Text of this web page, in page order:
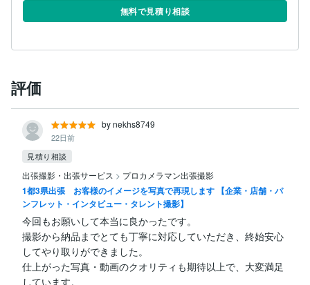
無料で見積り相談
評価
by nekhs8749
22日前
見積り相談
出張撮影・出張サービス > プロカメラマン出張撮影
1都3県出張 お客様のイメージを写真で再現します 【企業・店舗・パ
ンフレット・インタビュー・タレント撮影】
今回もお願いして本当に良かったです。
撮影から納品までとても丁寧に対応していただき、終始安心
してやり取りができました。
仕上がった写真・動画のクオリティも期待以上で、大変満足
しています。